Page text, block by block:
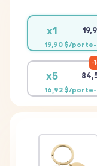
x1
19,90 $/
x5
16,92 $/